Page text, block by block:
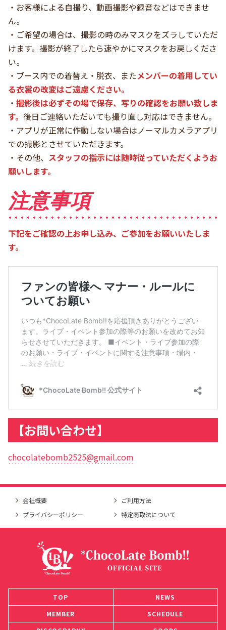
・お客様による自撮り、動画撮影や録音などはできませ
ん。
・ご希望の場合は、撮影の時のみマスクをズラしていただ
けます。撮影が終了したら速やかにマスクをお戻しくださ
い。
・ブース内での着替え・脱衣、またメンバーの着用してい
る衣裳の改変はご遠慮ください。
・ 撮影後は必ずその場で保存、写りの確認をお願い致しま
す。 後日ご連絡いただいても撮り直し対応はできません。
・アプリが正常に作動しない場合はノーマルカメラアプリ
での撮影とさせていただきます。
・その他、 スタッフの指示には随時従っていただくようお
願いします。
注意事項
下記をご確認の上お申し込み、ご参加をお願いいたしま
す。
【お問い合わせ】
chocolatebomb2525@gmail.com
会社概要
ご利用方法
プライバシーポリシー
特定商取法について
TOP
NEWS
MEMBER
SCHEDULE